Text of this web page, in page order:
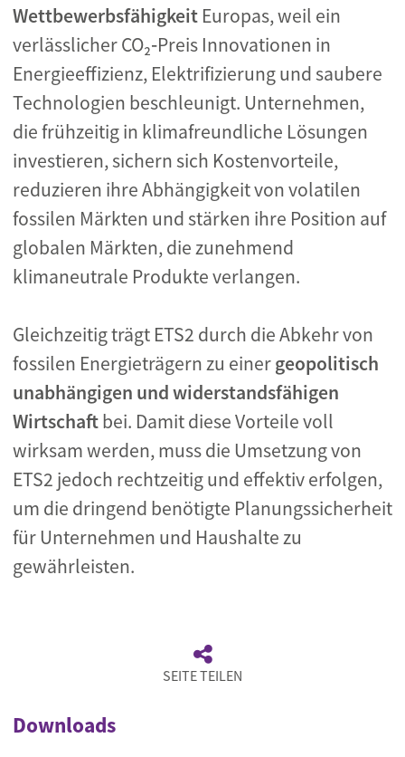
Wettbewerbsfähigkeit Europas, weil ein
verlässlicher CO₂‑Preis Innovationen in
Energieeffizienz, Elektrifizierung und saubere
Technologien beschleunigt. Unternehmen,
die frühzeitig in klimafreundliche Lösungen
investieren, sichern sich Kostenvorteile,
reduzieren ihre Abhängigkeit von volatilen
fossilen Märkten und stärken ihre Position auf
globalen Märkten, die zunehmend
klimaneutrale Produkte verlangen.
Gleichzeitig trägt ETS2 durch die Abkehr von
fossilen Energieträgern zu einergeopolitisch
unabhängigen und widerstandsfähigen
Wirtschaftbei. Damit diese Vorteile voll
wirksam werden, muss die Umsetzung von
ETS2 jedoch rechtzeitig und effektiv erfolgen,
um die dringend benötigte Planungssicherheit
für Unternehmen und Haushalte zu
gewährleisten.
SEITE TEILEN
Downloads